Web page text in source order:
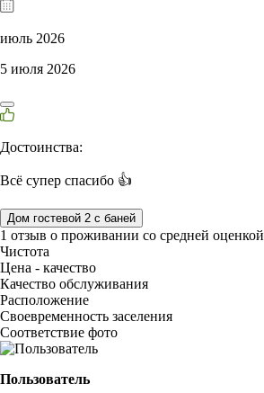
июль 2026
5 июля 2026
Достоинства:
Всё супер спасибо 👍
Дом гостевой 2 с баней
1 отзыв о проживании со средней оценкой
Чистота
Цена - качество
Качество обслуживания
Расположение
Своевременность заселения
Соответствие фото
Пользователь